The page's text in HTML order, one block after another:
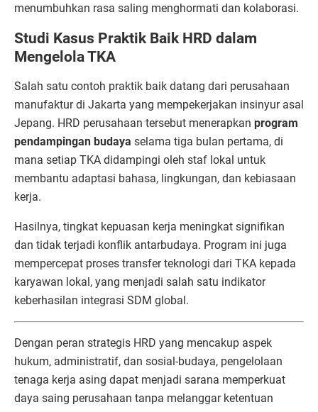
menumbuhkan rasa saling menghormati dan kolaborasi.
Studi Kasus Praktik Baik HRD dalam
Mengelola TKA
Salah satu contoh praktik baik datang dari perusahaan
manufaktur di Jakarta yang mempekerjakan insinyur asal
Jepang. HRD perusahaan tersebut menerapkan program
pendampingan budaya selama tiga bulan pertama, di
mana setiap TKA didampingi oleh staf lokal untuk
membantu adaptasi bahasa, lingkungan, dan kebiasaan
kerja.
Hasilnya, tingkat kepuasan kerja meningkat signifikan
dan tidak terjadi konflik antarbudaya. Program ini juga
mempercepat proses transfer teknologi dari TKA kepada
karyawan lokal, yang menjadi salah satu indikator
keberhasilan integrasi SDM global.
Dengan peran strategis HRD yang mencakup aspek
hukum, administratif, dan sosial-budaya, pengelolaan
tenaga kerja asing dapat menjadi sarana memperkuat
daya saing perusahaan tanpa melanggar ketentuan